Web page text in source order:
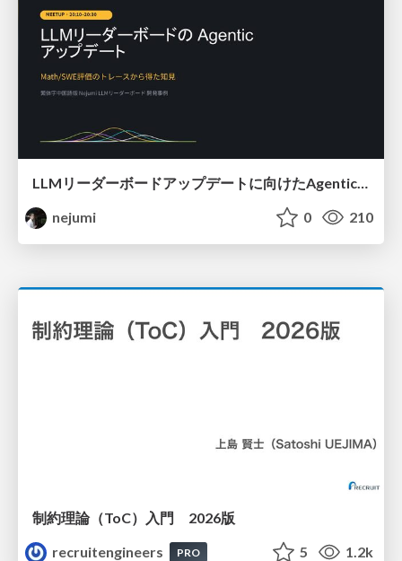
LLMリーダーボードアップデートに向けたAgentic Math_SWEのトレースについて
nejumi
0 210
制約理論（ToC）入門 2026版
recruitengineers
PRO 5 1.2k